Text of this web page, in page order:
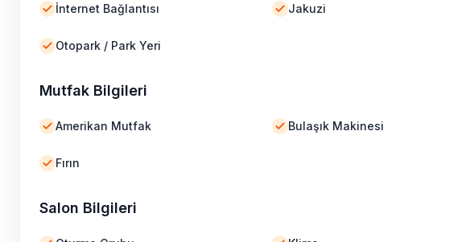
İnternet Bağlantısı Jakuzi
Otopark / Park Yeri
Mutfak Bilgileri
Amerikan Mutfak Bulaşık Makinesi
Fırın
Salon Bilgileri